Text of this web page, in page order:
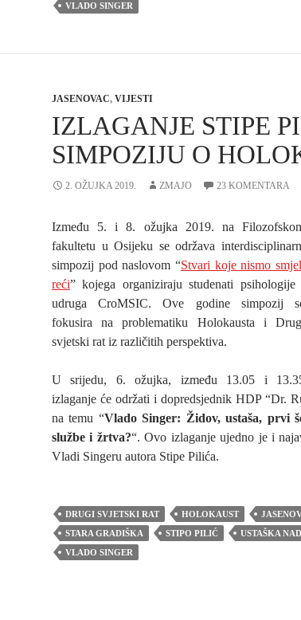
VLADO SINGER
JASENOVAC, VIJESTI
IZLAGANJE STIPE
SIMPOZIJU O
2. OŽUJKA 2019. ZMAJO 23 KOMENTARA
Između 5. i 8. ožujka 2019. na
fakultetu u Osijeku se održava
simpozij pod naslovom “Stvari koje nismo
reći” kojega organiziraju studenati psihologije
udruga CroMSIC. Ove godine simpozij
fokusira na problematiku Holokausta i
svjetski rat iz različitih perspektiva.
U srijedu, 6. ožujka, između 13.05 i
izlaganje će održati i dopredsjednik HDP “Dr.
na temu “Vlado Singer: Židov, ustaša, prvi
službe i žrtva?“. Ovo izlaganje ujedno je i
Vladi Singeru autora Stipe Pilića.
DRUGI SVJETSKI RAT HOLOKAUST
STARA GRADIŠKA
STIPO PILIĆ
USTAŠKA
VLADO SINGER